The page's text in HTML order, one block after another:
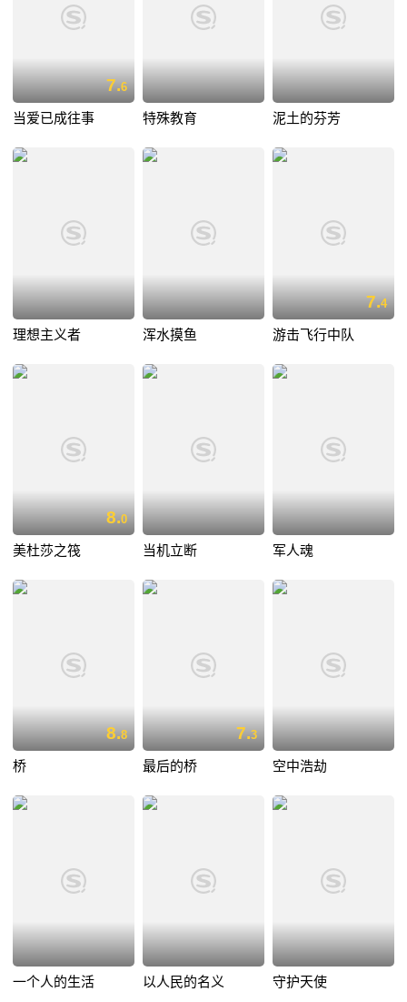
7.6
当爱已成往事 特殊教育 泥土的芬芳
理想主义者 浑水摸鱼
7.4
游击飞行中队
8.0
美杜莎之筏 当机立断 军人魂
8.8
桥
7.3
最后的桥 空中浩劫
一个人的生活 以人民的名义 守护天使